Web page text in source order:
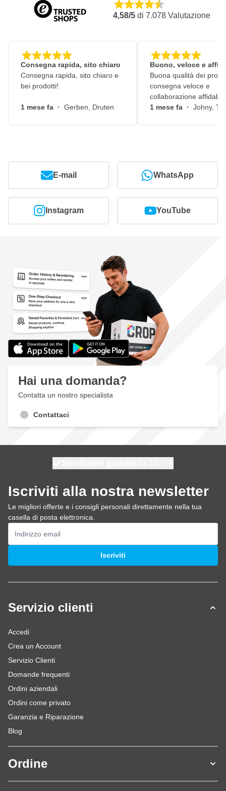
4,58/5 di 7.078 Valutazione
Consegna rapida, sito chiaro
Consegna rapida, sito chiaro e
bei prodotti!
1 mese fa · Gerben, Druten
Buono, veloce e
Buona qualità dei
consegna veloce e
collaborazione
1 mese fa · Johny,
E-mail WhatsApp
Instagram YouTube
Hai una domanda?
Contatta un nostro specialista
Contattaci
Iscriviti alla nostra newsletter
Le migliori offerte e i consigli personali direttamente nella tua
casella di posta elettronica.
Indirizzo email
Iscriviti
Servizio clienti
Accedi
Crea un Account
Servizio Clienti
Domande frequenti
Ordini aziendali
Ordini come privato
Garanzia e Riparazione
Blog
Ordine